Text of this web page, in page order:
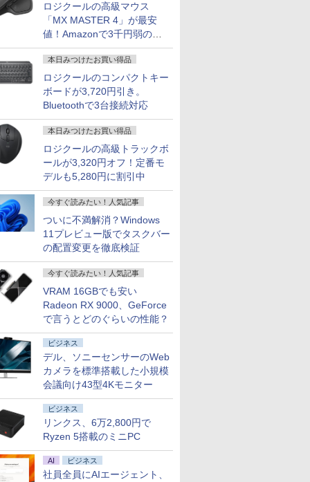
ロジクールの高級マウス
「MX MASTER 4」が最安
値！Amazonで3千円弱の割
引
本日みつけたお買い得品
ロジクールのコンパクトキー
ボードが3,720円引き。
Bluetoothで3台接続対応
本日みつけたお買い得品
ロジクールの高級トラックボ
ールが3,320円オフ！定番モ
デルも5,280円に割引中
今すぐ読みたい！人気記事
ついに不満解消？Windows
11プレビュー版でタスクバー
の配置変更を徹底検証
今すぐ読みたい！人気記事
VRAM 16GBでも安い
Radeon RX 9000、GeForce
で言うとどのぐらいの性能？
ビジネス
デル、ソニーセンサーのWeb
カメラを標準搭載した小規模
会議向け43型4Kモニター
ビジネス
リンクス、6万2,800円で
Ryzen 5搭載のミニPC
AI ビジネス
社員全員にAIエージェント、